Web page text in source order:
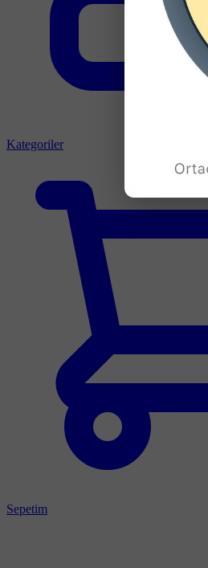
Kategoriler
Sepetim